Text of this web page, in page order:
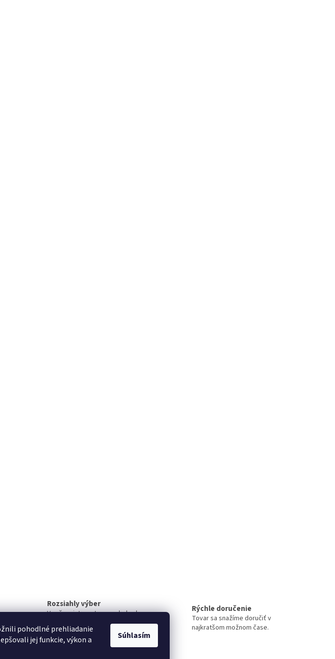
pohodlné prehliadanie
jej funkcie, výkon a
Súhlasím
Rozsiahly výber
V našom internetovom obchode
nájdete rozsiahly sortiment
produktov
Rýchle doručenie
Tovar sa snažíme doručiť v
najkratšom možnom čase.